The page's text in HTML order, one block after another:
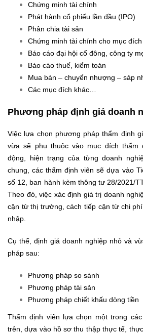
Chứng minh tài chính
Phát hành cổ phiếu lần đầu (IPO)
Phân chia tài sản
Chứng minh tài chính cho mục
Báo cáo đại hội cổ đông, công ty
Báo cáo thuế, kiểm toán
Mua bán – chuyển nhượng – sáp
Các mục đích khác…
Phương pháp định giá doanh
Việc lựa chọn phương pháp thẩm định
vừa sẽ phụ thuộc vào mục đích thẩm
động, hiện trạng của từng doanh
chung, các thẩm định viên sẽ dựa vào
số 12, ban hành kèm thông tư 28/2021/
Theo đó, việc xác định giá trị doanh
cận từ thị trường, cách tiếp cận từ chi
nhập.
Cụ thể, định giá doanh nghiệp nhỏ và
pháp sau:
Phương pháp so sánh
Phương pháp tài sản
Phương pháp chiết khấu dòng tiền
Thẩm định viên lựa chọn một trong
trên, dựa vào hồ sơ thu thập thực tế,